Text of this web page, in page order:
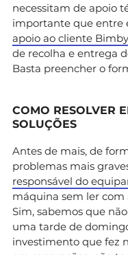
necessitam de apoio
importante que entre
apoio ao cliente Bimby
de recolha e entrega
Basta preencher o
COMO RESOLVER
SOLUÇÕES
Antes de mais, de
problemas mais
responsável do
máquina sem ler com
Sim, sabemos que
uma tarde de
investimento que fez